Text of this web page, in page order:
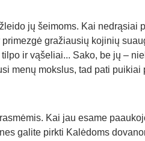
jų šeimoms. Kai nedrąsiai
gražiausių kojinių
ir vąšeliai... Sako, be jų –
menų mokslus, tad pati
Kai jau esame
galite pirkti Kalėdoms